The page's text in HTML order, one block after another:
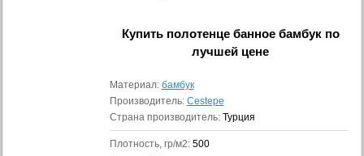
Купить полотенце банное бамбукпо
лучшей цене
Материал: бамбук
Производитель: Cestepe
Страна производитель: Турция
Плотность, гр/м2: 500